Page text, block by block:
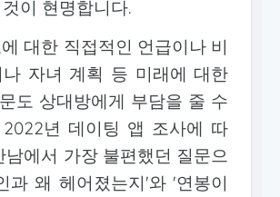
이 현명합니다.
대한 직접적인 언급이나 비
나 자녀 계획 등 미래에 대한
도 상대방에게 부담을 줄 수
2022년 데이팅 앱 조사에 따
남에서 가장 불편했던 질문으
과 왜 헤어졌는지'와 '연봉이